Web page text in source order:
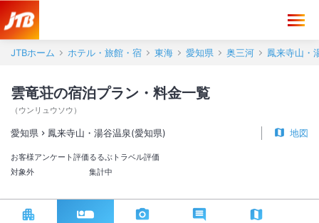
JTBホーム ホテル・旅館・宿 東海 愛知県 奥三河 鳳来寺山・
雲竜荘の宿泊プラン・料金一覧
（ ウンリュウソウ ）
愛知県 鳳来寺山・湯谷温泉(愛知県) 地図
お客様アンケート評価
対象外
るるぶトラベル評価
集計中